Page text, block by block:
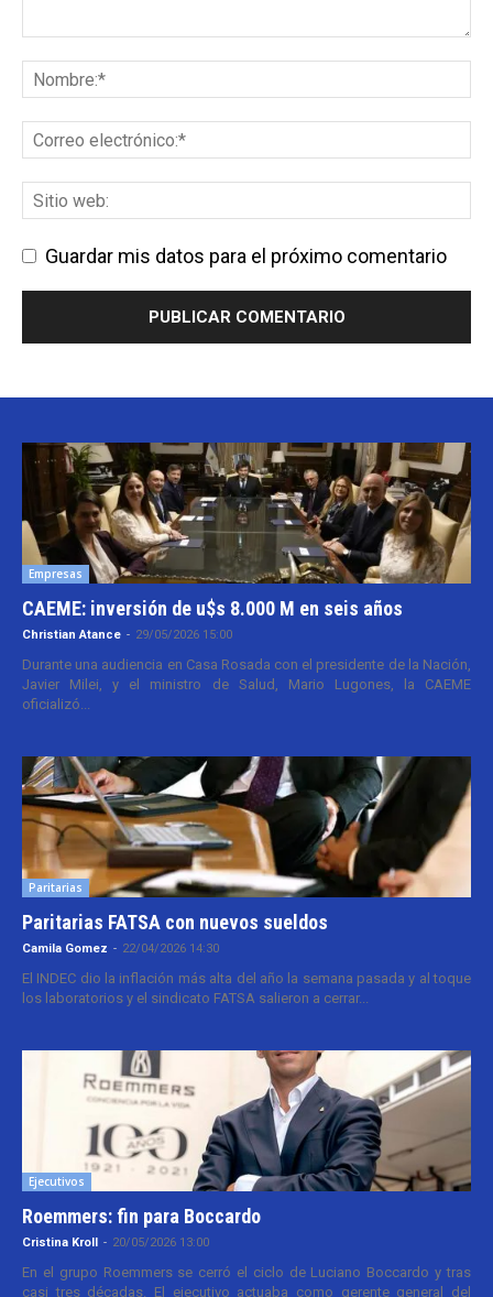
Guardar mis datos para el próximo comentario
Empresas
CAEME: inversión de u$s 8.000 M en seis años
Christian Atance - 29/05/2026 15:00
Durante una audiencia en Casa Rosada con el presidente de la Nación,
Javier Milei, y el ministro de Salud, Mario Lugones, la CAEME
oficializó...
Paritarias
Paritarias FATSA con nuevos sueldos
Camila Gomez - 22/04/2026 14:30
El INDEC dio la inflación más alta del año la semana pasada y al toque
los laboratorios y el sindicato FATSA salieron a cerrar...
Ejecutivos
Roemmers: fin para Boccardo
Cristina Kroll - 20/05/2026 13:00
En el grupo Roemmers se cerró el ciclo de Luciano Boccardo y tras
casi tres décadas. El ejecutivo actuaba como gerente general del